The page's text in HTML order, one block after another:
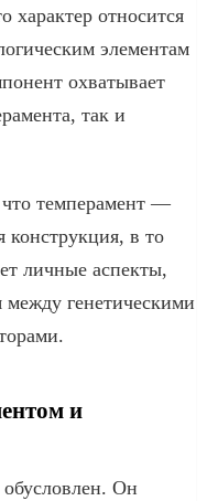
характер относится
элементам
охватывает
так и
темперамент —
конструкция, в то
личные аспекты,
между генетическими
и
Он